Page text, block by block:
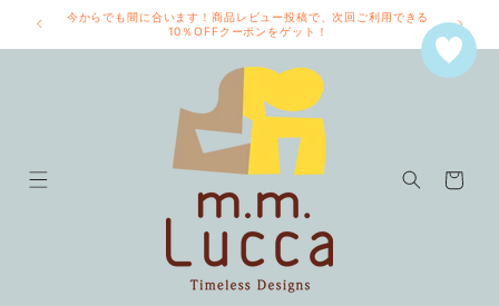
ンツに今からでも間に合います！商品レビュー投稿で、次回ご利用できる
10％OFFクーポンをゲット！
ー